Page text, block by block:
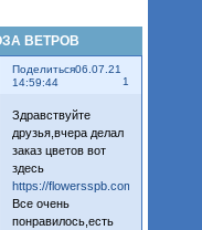
ВЕТРОВ
Поделиться
1
06.07.21
14:59:44
Здравствуйте
друзья,вчера делал
заказ цветов вот
здесь
https://flowersspb.com/
Все очень
понравилось,есть